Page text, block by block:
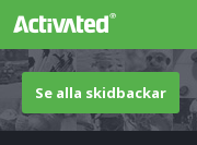
Se alla skidbackar